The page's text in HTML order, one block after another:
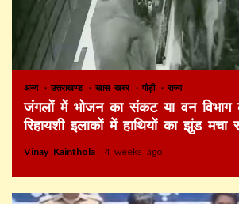
अन्य उत्तराखण्ड खास खबर पौड़ी राज्य
जंगलों में भोजन का संकट या वन विभाग
रिहायशी इलाकों में हाथियों का झुंड मचा
Vinay Kainthola 4 weeks ago